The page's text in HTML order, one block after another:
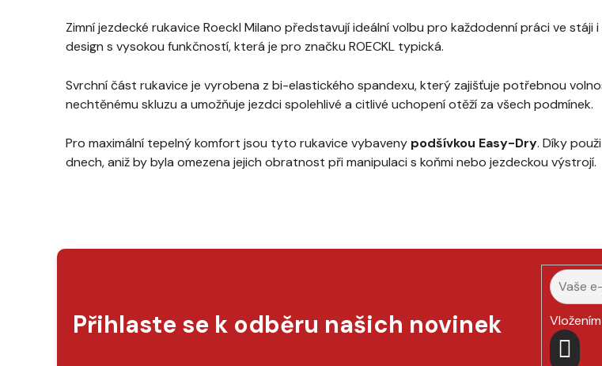
Zimní jezdecké rukavice Roeckl Milano představují ideální volbu pro každodenní práci ve
design s vysokou funkčností, která je pro značku ROECKL typická.
Svrchní část rukavice je vyrobena z bi-elastického spandexu, který zajišťuje potřebnou
nechtěnému skluzu a umožňuje jezdci spolehlivé a citlivé uchopení otěží za všech podmínek.
Pro maximální tepelný komfort jsou tyto rukavice vybaveny podšívkou Easy-Dry. Díky
dnech, aniž by byla omezena jejich obratnost při manipulaci s koňmi nebo jezdeckou výstrojí.
Přihlaste se k odběru našich novinek